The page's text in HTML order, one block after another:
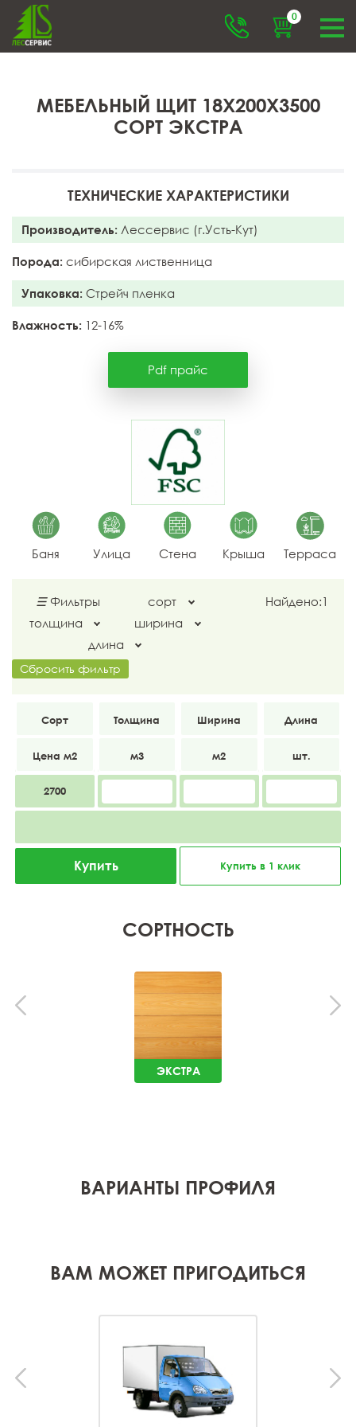
0
МЕБЕЛЬНЫЙ ЩИТ 18X200X3500
СОРТ ЭКСТРА
ТЕХНИЧЕСКИЕ ХАРАКТЕРИСТИКИ
Производитель: Лессервис (г.Усть-Кут)
Порода: сибирская лиственница
Упаковка: Стрейч пленка
Влажность: 12-16%
Pdf прайс
Баня Улица Стена Крыша Терраса
☰ Фильтры
сорт
толщина
ширина
длина
Найдено:1
Сбросить фильтр
Экстра 18 200 3500
2700
Купить Купить в 1 клик
СОРТНОСТЬ
ЭКСТРА
ВАРИАНТЫ ПРОФИЛЯ
ВАМ МОЖЕТ ПРИГОДИТЬСЯ